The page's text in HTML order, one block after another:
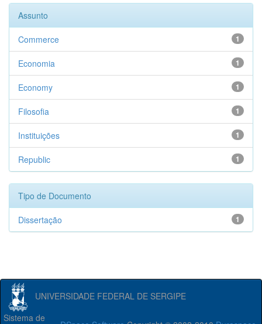
Assunto
1
Commerce
1
Economia
1
Economy
1
Filosofia
1
Instituições
1
Republic
Tipo de Documento
1
Dissertação
UNIVERSIDADE FEDERAL DE SERGIPE
Sistema de